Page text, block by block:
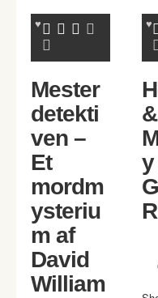
Mester
detekti
ven –
Et
mordm
ysteriu
m af
David
William
&
y